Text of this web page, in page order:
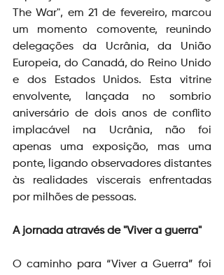
The War", em 21 de fevereiro, marcou
um momento comovente, reunindo
delegações da Ucrânia, da União
Europeia, do Canadá, do Reino Unido
e dos Estados Unidos. Esta vitrine
envolvente, lançada no sombrio
aniversário de dois anos de conflito
implacável na Ucrânia, não foi
apenas uma exposição, mas uma
ponte, ligando observadores distantes
às realidades viscerais enfrentadas
por milhões de pessoas.
A jornada através de "Viver a guerra"
O caminho para “Viver a Guerra” foi